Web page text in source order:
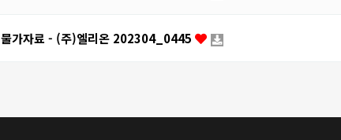
물가자료 - (주)엘리온 202304_0445